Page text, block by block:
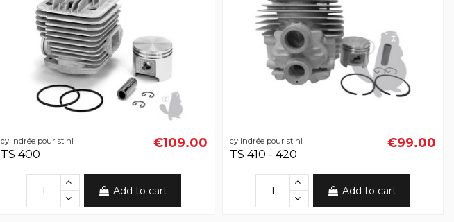
cylindrée pour stihl
TS 400
€109.00
Add to cart
cylindrée pour stihl
TS 410 - 420
€99.00
Add to cart